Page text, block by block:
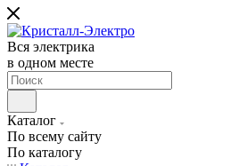
Вся электрика
в одном месте
Каталог
По всему сайту
По каталогу